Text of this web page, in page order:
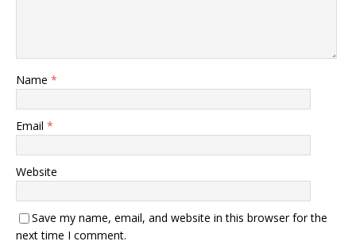
Name *
Email *
Website
Save my name, email, and website in this browser for the
next time I comment.